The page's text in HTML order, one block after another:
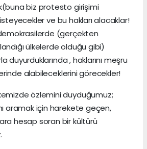
biz protesto girişimi
isteyecekler ve bu hakları alacaklar!
(gerçekten
ülkelerde olduğu gibi)
duyurduklarında , haklarını meşru
alabileceklerini görecekler!
özlemini duyduğumuz;
aramak için harekete geçen,
hesap soran bir kültürü